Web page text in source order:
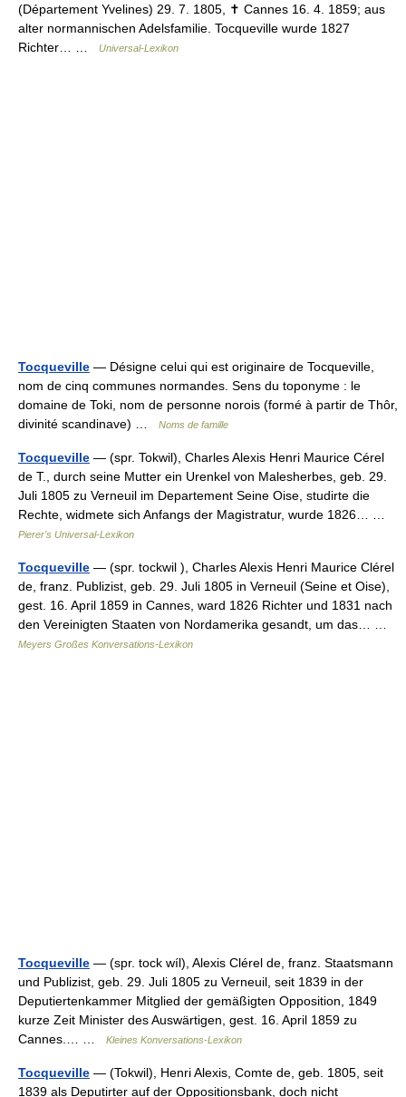
(Département Yvelines) 29. 7. 1805, ✝ Cannes 16. 4. 1859; aus
alter normannischen Adelsfamilie. Tocqueville wurde 1827
Richter… …
Universal-Lexikon
Tocqueville — Désigne celui qui est originaire de Tocqueville,
nom de cinq communes normandes. Sens du toponyme : le
domaine de Toki, nom de personne norois (formé à partir de Thôr,
divinité scandinave) …
Noms de famille
Tocqueville — (spr. Tokwil), Charles Alexis Henri Maurice Cérel
de T., durch seine Mutter ein Urenkel von Malesherbes, geb. 29.
Juli 1805 zu Verneuil im Departement Seine Oise, studirte die
Rechte, widmete sich Anfangs der Magistratur, wurde 1826… …
Pierer's Universal-Lexikon
Tocqueville — (spr. tockwil ), Charles Alexis Henri Maurice Clérel
de, franz. Publizist, geb. 29. Juli 1805 in Verneuil (Seine et Oise),
gest. 16. April 1859 in Cannes, ward 1826 Richter und 1831 nach
den Vereinigten Staaten von Nordamerika gesandt, um das… …
Meyers Großes Konversations-Lexikon
Tocqueville — (spr. tock wíl), Alexis Clérel de, franz. Staatsmann
und Publizist, geb. 29. Juli 1805 zu Verneuil, seit 1839 in der
Deputiertenkammer Mitglied der gemäßigten Opposition, 1849
kurze Zeit Minister des Auswärtigen, gest. 16. April 1859 zu
Cannes.… …
Kleines Konversations-Lexikon
Tocqueville — (Tokwil), Henri Alexis, Comte de, geb. 1805, seit
1839 als Deputirter auf der Oppositionsbank, doch nicht